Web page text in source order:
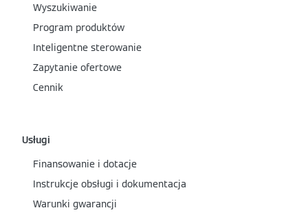
Wyszukiwanie
Program produktów
Inteligentne sterowanie
Zapytanie ofertowe
Cennik
Usługi
Finansowanie i dotacje
Instrukcje obsługi i dokumentacja
Warunki gwarancji